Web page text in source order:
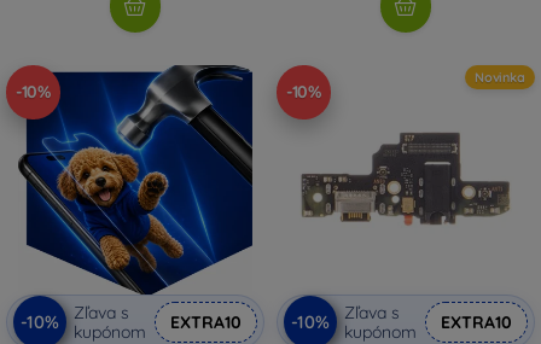
-10%
-10%
Zľava s
kupónom
EXTRA10
-10%
Novinka
-10%
Zľava s
kupónom
EXTRA10